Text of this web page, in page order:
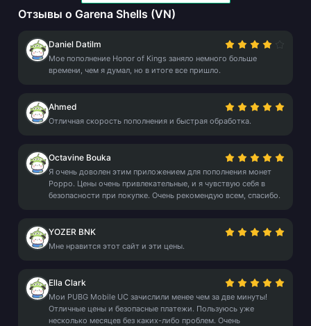
Отзывы о Garena Shells (VN)
Daniel Datilm
Мое пополнение Honor of Kings заняло немного больше
времени, чем я думал, но в итоге все пришло.
Ahmed
Отличная скорость пополнения и быстрая обработка.
Octavine Bouka
Я очень доволен этим приложением для пополнения монет
Poppo. Цены очень привлекательные, и я чувствую себя в
безопасности при покупке. Очень рекомендую всем, спасибо.
YOZER BNK
Мне нравится этот сайт и эти цены.
Ella Clark
Мои PUBG Mobile UC зачислили менее чем за две минуты!
Отличные цены и безопасные платежи. Пользуюсь уже
несколько месяцев без каких-либо проблем. Очень